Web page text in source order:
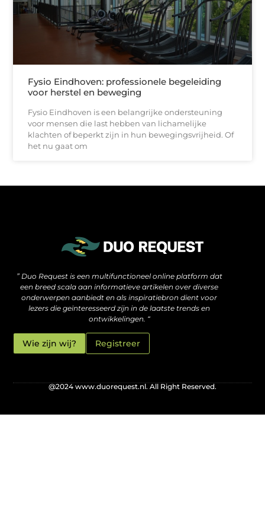
Fysio Eindhoven: professionele begeleiding
voor herstel en beweging
Fysio Eindhoven is een belangrijke ondersteuning
voor mensen die last hebben van lichamelijke
klachten of beperkt zijn in hun bewegingsvrijheid. Of
het nu gaat om
” Duo Request is een multifunctioneel online platform dat
een breed scala aan informatieve artikelen over diverse
onderwerpen aanbiedt en als inspiratiebron dient voor
lezers die geïnteresseerd zijn in de laatste trends en
ontwikkelingen. “
Wie zijn wij? Registreer
@2024 www.duorequest.nl. All Right Reserved.